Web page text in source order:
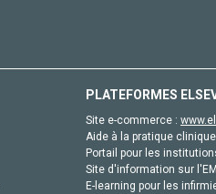
PLATEFORMES
Site e-commerce :
Aide à la pratique
Portail pour les
Site d'information sur
E-learning pour les